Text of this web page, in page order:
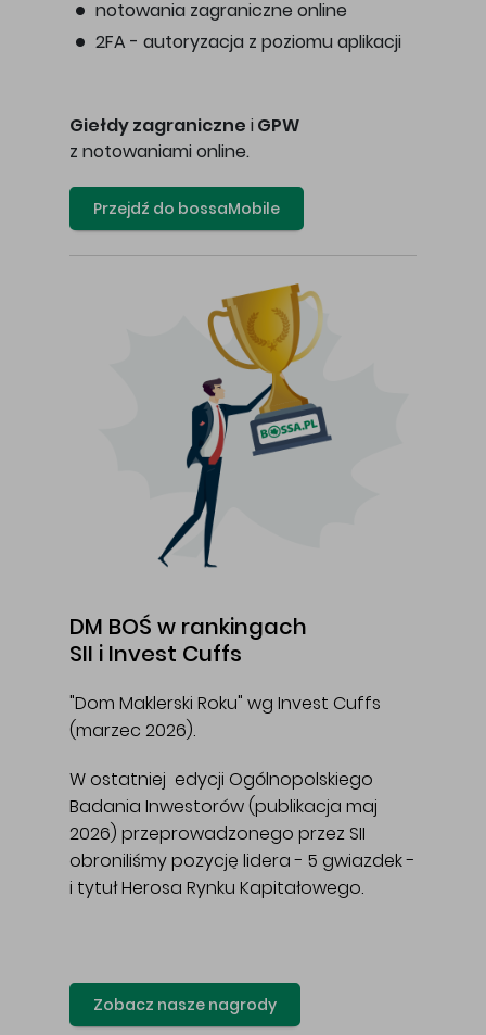
notowania zagraniczne online
2FA - autoryzacja z poziomu aplikacji
Giełdy zagraniczne i GPW
z notowaniami online.
Przejdź do bossaMobile
DM BOŚ w rankingach
SII i Invest Cuffs
"Dom Maklerski Roku" wg Invest Cuffs
(marzec 2026).
W ostatniej edycji Ogólnopolskiego
Badania Inwestorów (publikacja maj
2026) przeprowadzonego przez SII
obroniliśmy pozycję lidera - 5 gwiazdek -
i tytuł Herosa Rynku Kapitałowego.
Zobacz nasze nagrody